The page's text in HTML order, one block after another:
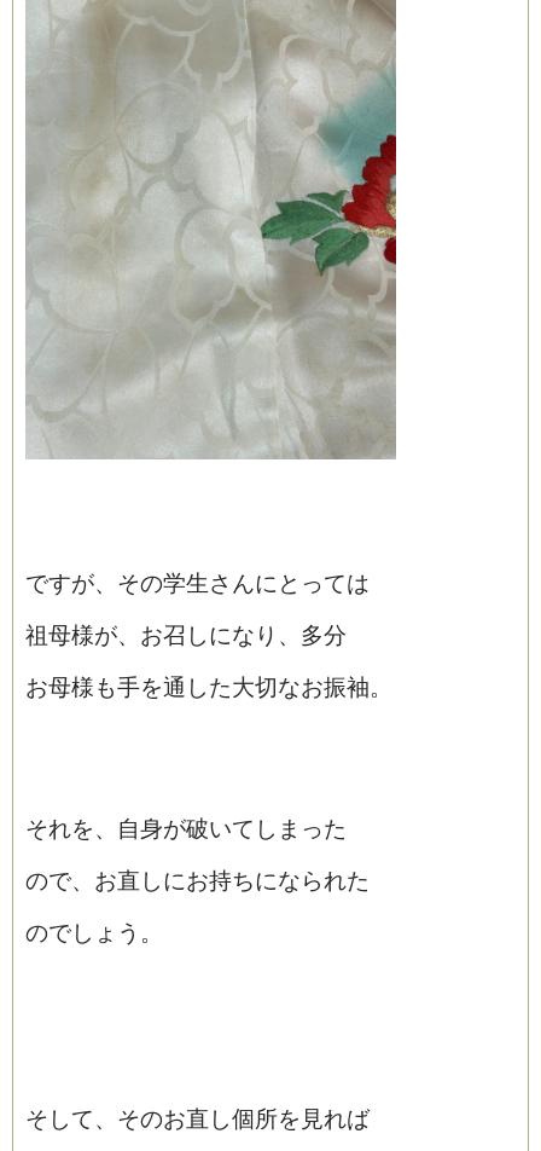
ですが、その学生さんにとっては
祖母様が、お召しになり、多分
お母様も手を通した大切なお振袖。
それを、自身が破いてしまった
ので、お直しにお持ちになられた
のでしょう。
そして、そのお直し個所を見れば